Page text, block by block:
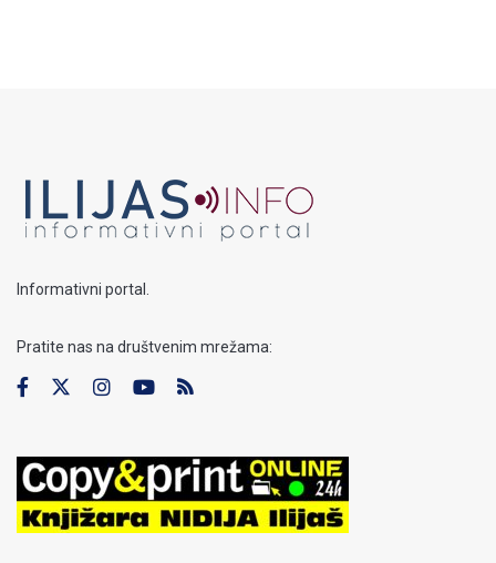
Informativni portal.
Pratite nas na društvenim mrežama: